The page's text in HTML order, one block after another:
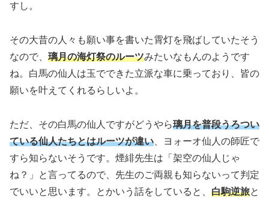
すし。
その大昔の人々も願い事を書いた霄灯を飛ばしていたそう
なので、 璃月の海灯祭のルーツみたいなもんのようです
ね。白馬の仙人は玉でできた立派な車に乗っており、皆の
願いを叶えてくれるらしいよ。
ただ、その白馬の仙人ですがどうやら璃月を普段うろつい
ている仙人たちとはルーツが違い 、ヨォーオ仙人の師匠で
すら知らないそうです。煙緋先生は「架空の仙人じゃ
ね？」と言ってるので、先生のご両親も知らないって判定
でいいと思います。とかいう話をしていると、 白駒逆旅と